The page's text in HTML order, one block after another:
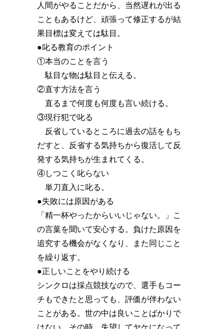
人間がやることだから、当然遅れが出る
こともあるけど、頑張って修正するが結
果目標は変えては駄目。
●叱る教育のポイント
①本当のことを言う
駄目な物は駄目と伝える。
②直す方法を言う
直るまで何度も何度も言い続ける。
③現行犯で叱る
反省しているところに過去の話をもち
だすと、反省する気持ちから復活して反
発する気持ちが生まれてくる。
④しつこく叱らない
単刀直入に叱る。
●失敗には原因がある
「精一杯やったからいいじゃない。」こ
の言葉を聞いて安心する。負けた原因を
追究する機会がなくなり、また同じこと
を繰り返す。
●正しいことをやり続ける
シンクロは採点競技なので、選手もコー
チもできたと思っても、評価が伴わない
ことがある。世の中は良いことばかりで
はない。その時、失望してヤケになって